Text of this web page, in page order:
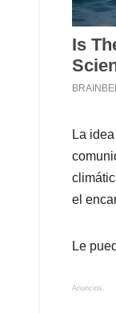
La
el
Le
Anuncios.